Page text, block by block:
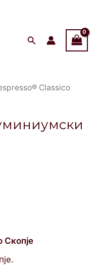
Classico
Скопје